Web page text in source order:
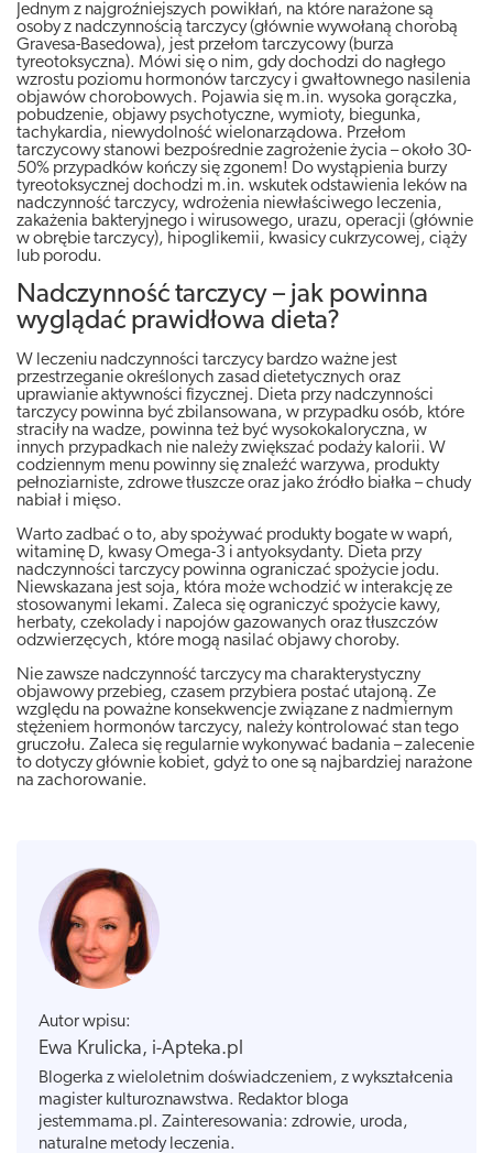
Jednym z najgroźniejszych powikłań, na które narażone są
osoby z nadczynnością tarczycy (głównie wywołaną chorobą
Gravesa-Basedowa), jest przełom tarczycowy (burza
tyreotoksyczna). Mówi się o nim, gdy dochodzi do nagłego
wzrostu poziomu hormonów tarczycy i gwałtownego nasilenia
objawów chorobowych. Pojawia się m.in. wysoka gorączka,
pobudzenie, objawy psychotyczne, wymioty, biegunka,
tachykardia, niewydolność wielonarządowa. Przełom
tarczycowy stanowi bezpośrednie zagrożenie życia – około 30-
50% przypadków kończy się zgonem! Do wystąpienia burzy
tyreotoksycznej dochodzi m.in. wskutek odstawienia leków na
nadczynność tarczycy, wdrożenia niewłaściwego leczenia,
zakażenia bakteryjnego i wirusowego, urazu, operacji (głównie
w obrębie tarczycy), hipoglikemii, kwasicy cukrzycowej, ciąży
lub porodu.
Nadczynność tarczycy – jak powinna
wyglądać prawidłowa dieta?
W leczeniu nadczynności tarczycy bardzo ważne jest
przestrzeganie określonych zasad dietetycznych oraz
uprawianie aktywności fizycznej. Dieta przy nadczynności
tarczycy powinna być zbilansowana, w przypadku osób, które
straciły na wadze, powinna też być wysokokaloryczna, w
innych przypadkach nie należy zwiększać podaży kalorii. W
codziennym menu powinny się znaleźć warzywa, produkty
pełnoziarniste, zdrowe tłuszcze oraz jako źródło białka – chudy
nabiał i mięso.
Warto zadbać o to, aby spożywać produkty bogate w wapń,
witaminę D, kwasy Omega-3 i antyoksydanty. Dieta przy
nadczynności tarczycy powinna ograniczać spożycie jodu.
Niewskazana jest soja, która może wchodzić w interakcję ze
stosowanymi lekami. Zaleca się ograniczyć spożycie kawy,
herbaty, czekolady i napojów gazowanych oraz tłuszczów
odzwierzęcych, które mogą nasilać objawy choroby.
Nie zawsze nadczynność tarczycy ma charakterystyczny
objawowy przebieg, czasem przybiera postać utajoną. Ze
względu na poważne konsekwencje związane z nadmiernym
stężeniem hormonów tarczycy, należy kontrolować stan tego
gruczołu. Zaleca się regularnie wykonywać badania – zalecenie
to dotyczy głównie kobiet, gdyż to one są najbardziej narażone
na zachorowanie.
Autor wpisu:
Ewa Krulicka, i-Apteka.pl
Blogerka z wieloletnim doświadczeniem, z wykształcenia
magister kulturoznawstwa. Redaktor bloga
jestemmama.pl. Zainteresowania: zdrowie, uroda,
naturalne metody leczenia.